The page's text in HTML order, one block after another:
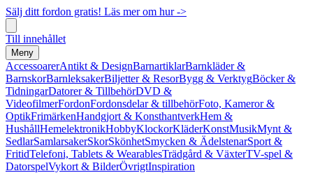
Sälj ditt fordon gratis! Läs mer om hur ->
Till innehållet
Meny
AccessoarerAntikt & DesignBarnartiklarBarnkläder &
BarnskorBarnleksakerBiljetter & ResorBygg & VerktygBöcker &
TidningarDatorer & TillbehörDVD &
VideofilmerFordonFordonsdelar & tillbehörFoto, Kameror &
OptikFrimärkenHandgjort & KonsthantverkHem &
HushållHemelektronikHobbyKlockorKläderKonstMusikMynt &
SedlarSamlarsakerSkorSkönhetSmycken & ÄdelstenarSport &
FritidTelefoni, Tablets & WearablesTrädgård & VäxterTV-spel &
DatorspelVykort & BilderÖvrigtInspiration